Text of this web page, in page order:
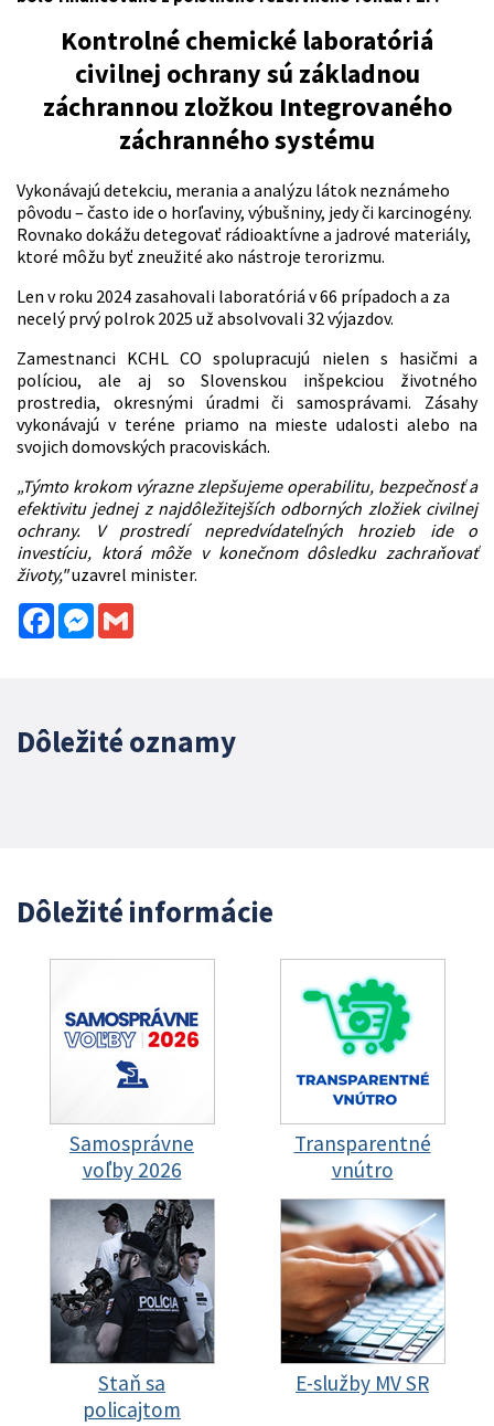
Kontrolné chemické laboratóriá
civilnej ochrany sú základnou
záchrannou zložkou Integrovaného
záchranného systému
Vykonávajú detekciu, merania a analýzu látok neznámeho
pôvodu – často ide o horľaviny, výbušniny, jedy či karcinogény.
Rovnako dokážu detegovať rádioaktívne a jadrové materiály,
ktoré môžu byť zneužité ako nástroje terorizmu.
Len v roku 2024 zasahovali laboratóriá v 66 prípadoch a za
necelý prvý polrok 2025 už absolvovali 32 výjazdov.
Zamestnanci KCHL CO spolupracujú nielen s hasičmi a
políciou, ale aj so Slovenskou inšpekciou životného
prostredia, okresnými úradmi či samosprávami. Zásahy
vykonávajú v teréne priamo na mieste udalosti alebo na
svojich domovských pracoviskách.
„Týmto krokom výrazne zlepšujeme operabilitu, bezpečnosť a
efektivitu jednej z najdôležitejších odborných zložiek civilnej
ochrany. V prostredí nepredvídateľných hrozieb ide o
investíciu, ktorá môže v konečnom dôsledku zachraňovať
životy,"uzavrel minister.
FacebookMessenger
Dôležité oznamy
Dôležité informácie
Samosprávne
voľby 2026
Transparentné
vnútro
Staň sa
policajtom
E-služby MV SR